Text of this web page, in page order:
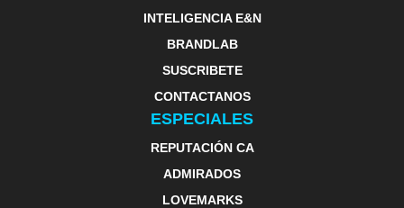
INTELIGENCIA E&N
BRANDLAB
SUSCRIBETE
CONTACTANOS
ESPECIALES
REPUTACIÓN CA
ADMIRADOS
LOVEMARKS